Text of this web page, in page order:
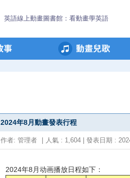
英語線上動畫圖書館：看動畫學英語
2024年8月動畫發表行程
作者: 管理者 人氣 : 1,604 | 發表日期 :
2024年8月动画播放日程如下：